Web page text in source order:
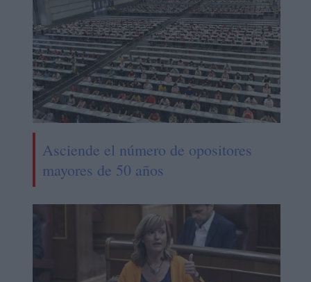
Asciende el número de opositores
mayores de 50 años